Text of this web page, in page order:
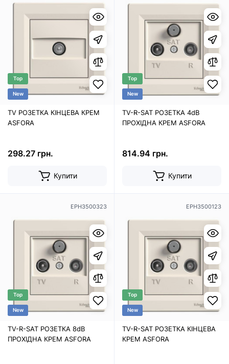
Top
New
TV РОЗЕТКА КІНЦЕВА КРЕМ
ASFORA
298.27 грн.
Купити
Top
New
TV-R-SAT РОЗЕТКА 4dB
ПРОХІДНА КРЕМ ASFORA
814.94 грн.
Купити
EPH3500323
Top
New
TV-R-SAT РОЗЕТКА 8dB
ПРОХІДНА КРЕМ ASFORA
EPH3500123
Top
New
TV-R-SAT РОЗЕТКА КІНЦЕВА
КРЕМ ASFORA